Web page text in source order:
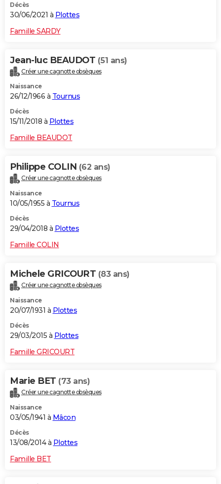
Décès
30/06/2021 à Plottes
Famille SARDY
Jean-luc BEAUDOT (51 ans)
Créer une cagnotte obsèques
Naissance
26/12/1966 à Tournus
Décès
15/11/2018 à Plottes
Famille BEAUDOT
Philippe COLIN (62 ans)
Créer une cagnotte obsèques
Naissance
10/05/1955 à Tournus
Décès
29/04/2018 à Plottes
Famille COLIN
Michele GRICOURT (83 ans)
Créer une cagnotte obsèques
Naissance
20/07/1931 à Plottes
Décès
29/03/2015 à Plottes
Famille GRICOURT
Marie BET (73 ans)
Créer une cagnotte obsèques
Naissance
03/05/1941 à Mâcon
Décès
13/08/2014 à Plottes
Famille BET